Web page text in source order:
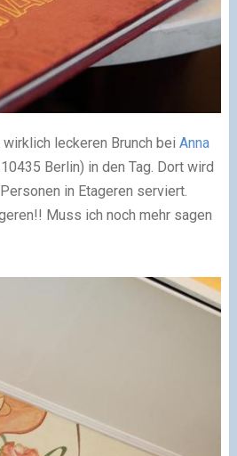
leckeren Brunch bei Anna
Berlin) in den Tag. Dort wird
in Etageren serviert.
Muss ich noch mehr sagen